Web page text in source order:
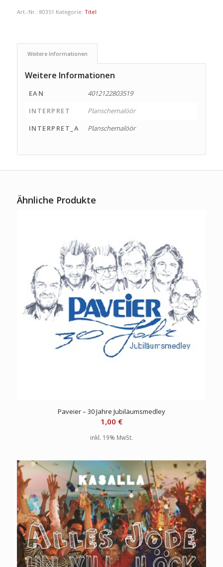
Art.-Nr.: 80351 Kategorie: Titel
Weitere Informationen
Weitere Informationen
EAN
4012122803519
INTERPRET
Planschemalöör
INTERPRET_A
Planschemalöör
Ähnliche Produkte
Paveier – 30 Jahre Jubiläumsmedley
1,00 €
inkl. 19% MwSt.